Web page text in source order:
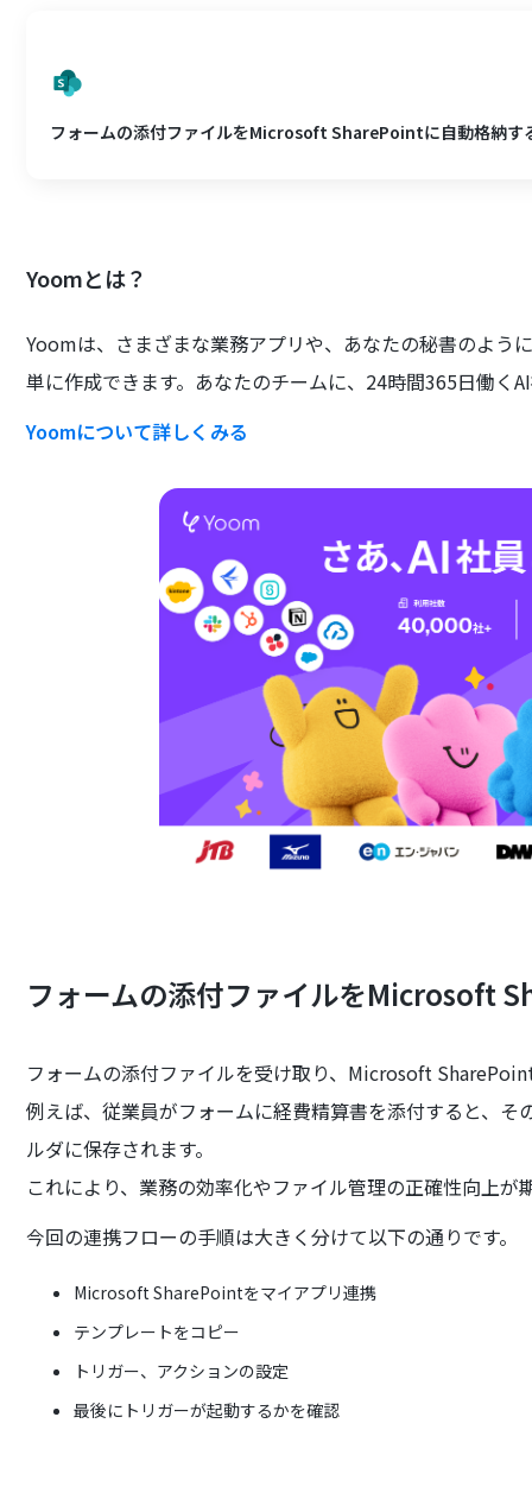
フォームの添付ファイルをMicrosoft SharePointに自動格納す
Yoomとは？
Yoomは、さまざまな業務アプリや、あなたの秘書のよう
単に作成できます。あなたのチームに、24時間365日働く
Yoomについて詳しくみる
フォームの添付ファイルをMicrosoft
フォームの添付ファイルを受け取り、Microsoft
例えば、従業員がフォームに経費精算書を添付すると、
ルダに保存されます。
これにより、業務の効率化やファイル管理の正確性向上が
今回の連携フローの手順は大きく分けて以下の通りです。
Microsoft SharePointをマイアプリ連携
テンプレートをコピー
トリガー、アクションの設定
最後にトリガーが起動するかを確認